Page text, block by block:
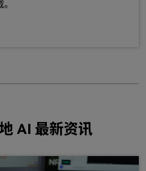
AI 最新资讯